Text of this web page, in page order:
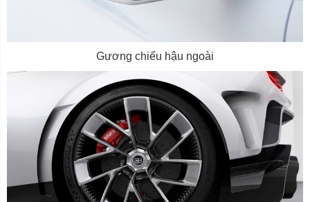
Gương chiếu hậu ngoài